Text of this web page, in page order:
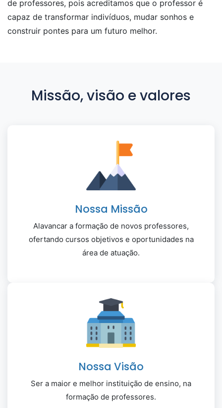
de professores, pois acreditamos que o professor é
capaz de transformar indivíduos, mudar sonhos e
construir pontes para um futuro melhor.
Missão, visão e valores
Nossa Missão
Alavancar a formação de novos professores,
ofertando cursos objetivos e oportunidades na
área de atuação.
Nossa Visão
Ser a maior e melhor instituição de ensino, na
formação de professores.